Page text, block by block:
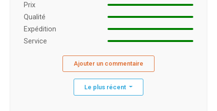
Prix ​​
Qualité
Expédition
Service
Ajouter un commentaire
Le plus récent